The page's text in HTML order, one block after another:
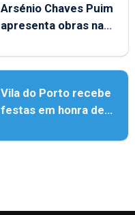
Arsénio Chaves Puim
apresenta obras na
Porto
Vila do Porto recebe
festas em honra de
Assunção